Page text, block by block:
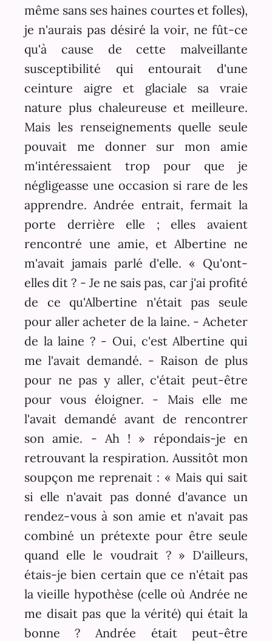
même sans ses haines courtes et folles),
je n'aurais pas désiré la voir, ne fût-ce
qu'à cause de cette malveillante
susceptibilité qui entourait d'une
ceinture aigre et glaciale sa vraie
nature plus chaleureuse et meilleure.
Mais les renseignements quelle seule
pouvait me donner sur mon amie
m'intéressaient trop pour que je
négligeasse une occasion si rare de les
apprendre. Andrée entrait, fermait la
porte derrière elle ; elles avaient
rencontré une amie, et Albertine ne
m'avait jamais parlé d'elle. « Qu'ont-
elles dit ? - Je ne sais pas, car j'ai profité
de ce qu'Albertine n'était pas seule
pour aller acheter de la laine. - Acheter
de la laine ? - Oui, c'est Albertine qui
me l'avait demandé. - Raison de plus
pour ne pas y aller, c'était peut-être
pour vous éloigner. - Mais elle me
l'avait demandé avant de rencontrer
son amie. - Ah ! » répondais-je en
retrouvant la respiration. Aussitôt mon
soupçon me reprenait : « Mais qui sait
si elle n'avait pas donné d'avance un
rendez-vous à son amie et n'avait pas
combiné un prétexte pour être seule
quand elle le voudrait ? » D'ailleurs,
étais-je bien certain que ce n'était pas
la vieille hypothèse (celle où Andrée ne
me disait pas que la vérité) qui était la
bonne ? Andrée était peut-être